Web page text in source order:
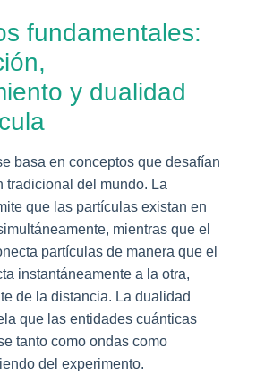
fundamentales:
y dualidad
basa en conceptos que desafían
tradicional del mundo. La
que las partículas existan en
mientras que el
partículas de manera que el
instantáneamente a la otra,
de la distancia. La dualidad
que las entidades cuánticas
tanto como ondas como
del experimento.